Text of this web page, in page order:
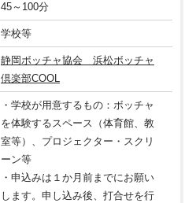
45～100分
学校等
静岡ボッチャ協会 浜松ボッチャ
倶楽部COOL
・学校が用意するもの：ボッチャ
を体験するスペース（体育館、教
室等）、プロジェクター・スクリ
ーン等
・申込みは１か月前までにお願い
します。申し込み後、打合せを行